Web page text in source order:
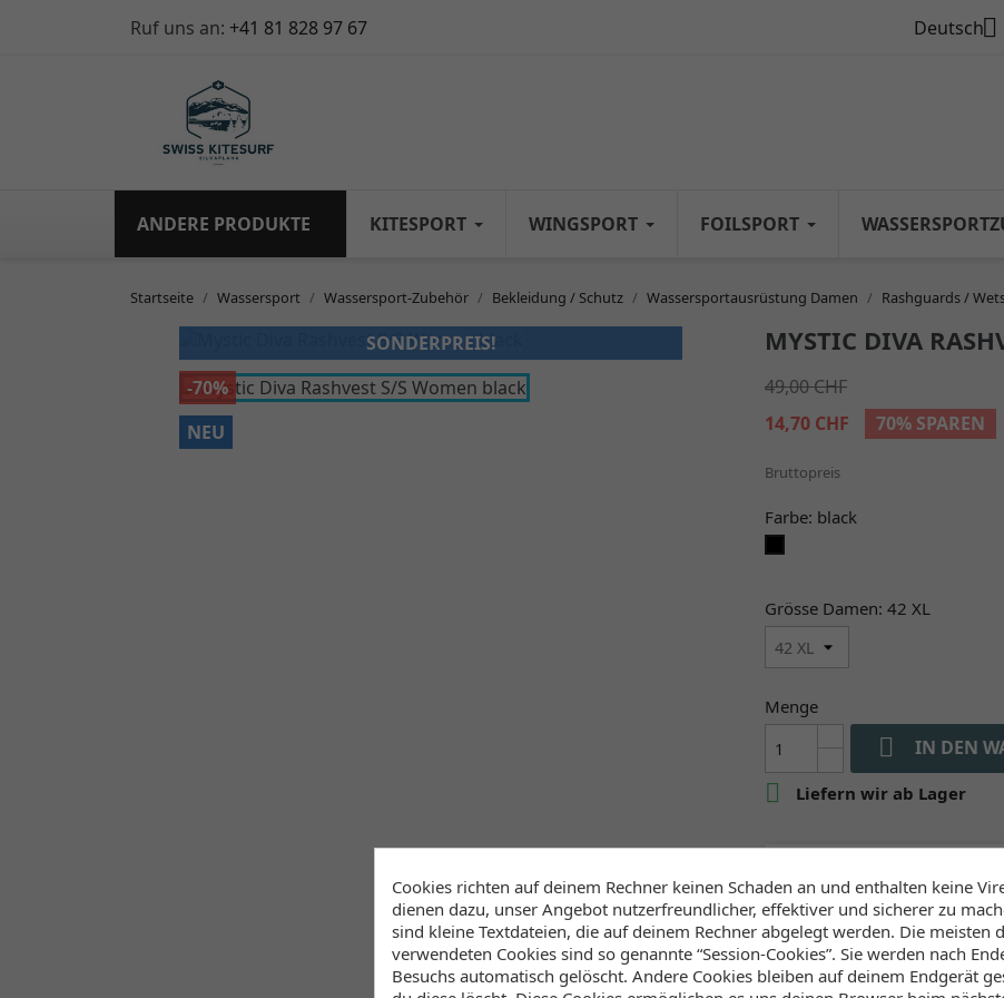
Ruf uns an: +41 81 828 97 67 Deutsch
ANDERE PRODUKTE KITESPORT WINGSPORT FOILSPORT
Startseite Wassersport Wassersport-Zubehör Bekleidung / Schutz Wassersportausrüstung Damen Rashguards /
SONDERPREIS!
-70%
NEU
MYSTIC DIVA
49,00 CHF
14,70 CHF
70% SPAREN
Bruttopreis
Farbe: black
Grösse Damen: 42 XL
Menge
 IN DEN

Liefern wir ab Lager
Lager Wind&Snow
an Lager:
2-4 Werktage
Cookies richten auf deinem Rechner keinen Schaden an und enthalten keine
dienen dazu, unser Angebot nutzerfreundlicher, effektiver und sicherer zu
sind kleine Textdateien, die auf deinem Rechner abgelegt werden. Die meisten
verwendeten Cookies sind so genannte “Session-Cookies”. Sie werden nach
Besuchs automatisch gelöscht. Andere Cookies bleiben auf deinem Endgerät